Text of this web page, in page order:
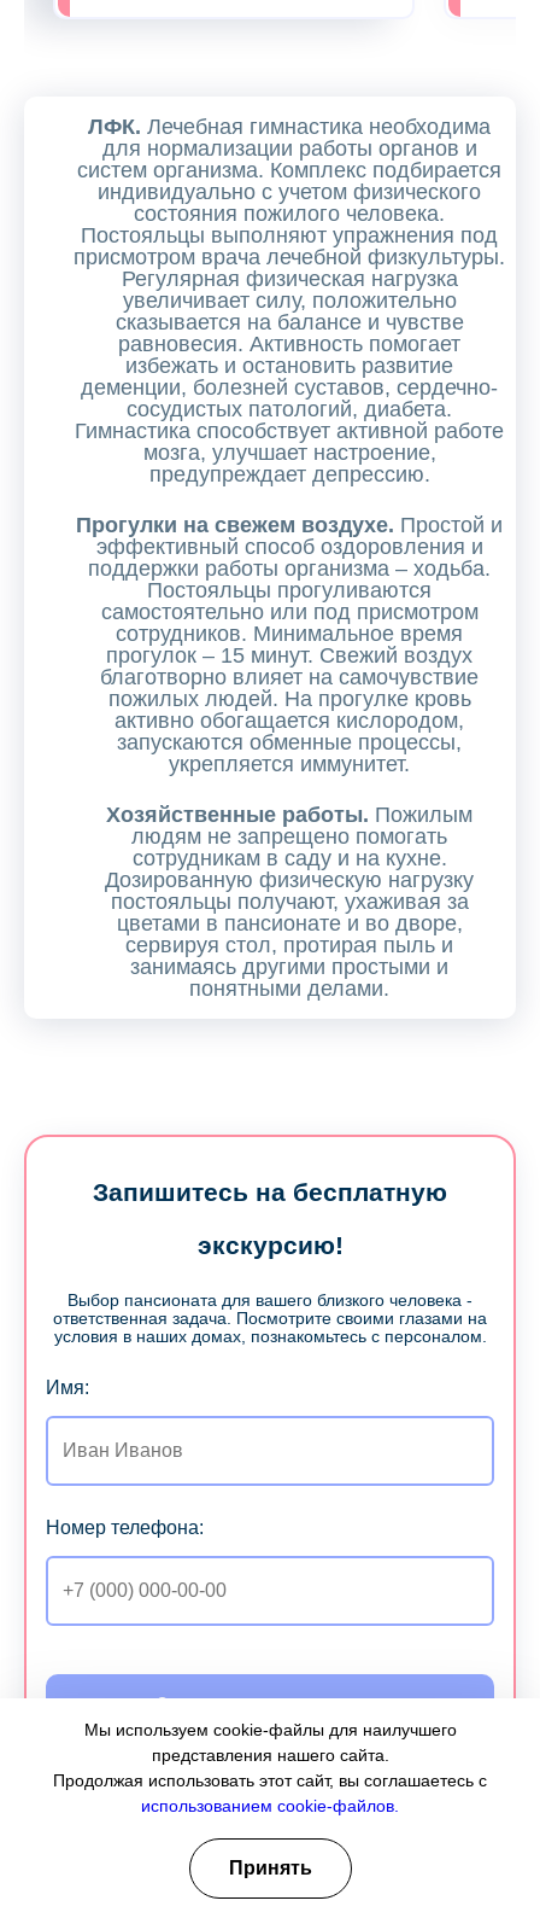
ЛФК. Лечебная гимнастика необходима
для нормализации работы органов и
систем организма. Комплекс подбирается
индивидуально с учетом физического
состояния пожилого человека.
Постояльцы выполняют упражнения под
присмотром врача лечебной физкультуры.
Регулярная физическая нагрузка
увеличивает силу, положительно
сказывается на балансе и чувстве
равновесия. Активность помогает
избежать и остановить развитие
деменции, болезней суставов, сердечно-
сосудистых патологий, диабета.
Гимнастика способствует активной работе
мозга, улучшает настроение,
предупреждает депрессию.
Прогулки на свежем воздухе. Простой и
эффективный способ оздоровления и
поддержки работы организма – ходьба.
Постояльцы прогуливаются
самостоятельно или под присмотром
сотрудников. Минимальное время
прогулок – 15 минут. Свежий воздух
благотворно влияет на самочувствие
пожилых людей. На прогулке кровь
активно обогащается кислородом,
запускаются обменные процессы,
укрепляется иммунитет.
Хозяйственные работы. Пожилым
людям не запрещено помогать
сотрудникам в саду и на кухне.
Дозированную физическую нагрузку
постояльцы получают, ухаживая за
цветами в пансионате и во дворе,
сервируя стол, протирая пыль и
занимаясь другими простыми и
понятными делами.
Запишитесь на бесплатную
экскурсию!
Выбор пансионата для вашего близкого человека -
ответственная задача. Посмотрите своими глазами на
условия в наших домах, познакомьтесь с персоналом.
Имя:
Номер телефона:
Записаться на экскурсию
Я ознакомлен(а) с
Политикой конфиденциальности
Мы используем cookie-файлы для наилучшего
представления нашего сайта.
Продолжая использовать этот сайт, вы соглашаетесь с
использованием cookie-файлов.
Принять